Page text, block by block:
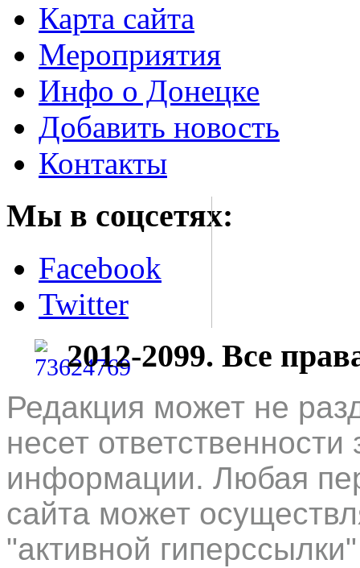
Карта сайта
Мероприятия
Инфо о Донецке
Добавить новость
Контакты
Мы в соцсетях:
Facebook
Twitter
2012-2099. Все
Редакция может не
несет
информации. Любая
сайта может
"активной